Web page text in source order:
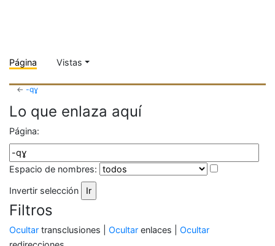
Página Vistas
←-qɣ
Lo que enlaza aquí
Página:
Espacio de nombres:
Invertir selección
Filtros
Ocultar transclusiones | Ocultar enlaces | Ocultar